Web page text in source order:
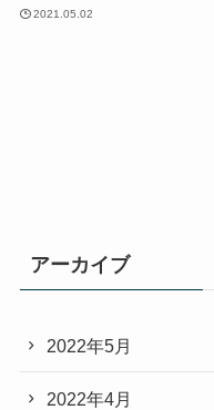
2021.05.02
アーカイブ
2022年5月
2022年4月